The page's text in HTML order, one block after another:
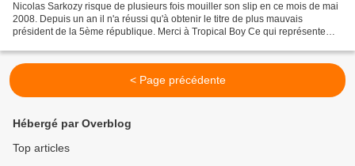
Nicolas Sarkozy risque de plusieurs fois mouiller son slip en ce mois de mai
2008. Depuis un an il n'a réussi qu'à obtenir le titre de plus mauvais
président de la 5ème république. Merci à Tropical Boy Ce qui représente
< Page précédente
Hébergé par Overblog
Top articles